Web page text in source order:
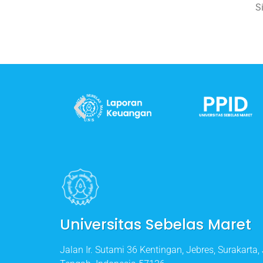
Universitas Sebelas Maret
Jalan Ir. Sutami 36 Kentingan, Jebres, Surakarta,